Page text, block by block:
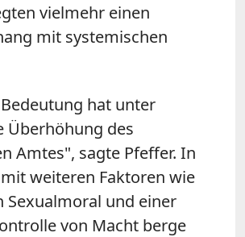
vielmehr einen
mit systemischen
hat unter
Überhöhung des
Amtes", sagte Pfeffer. In
weiteren Faktoren wie
Sexualmoral und einer
von Macht berge